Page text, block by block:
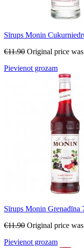
Sīrups Monin
€11.90 Original price
Pievienot grozam
Sīrups Monin Grenadīna
€11.90 Original price
Pievienot grozam